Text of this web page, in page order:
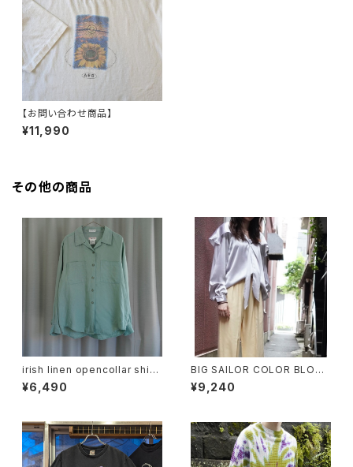
【お問い合わせ商品】
¥11,990
その他の商品
irish linen opencollar shirt
"mint"
¥6,490
BIG SAILOR COLOR BLOUS
E
¥9,240